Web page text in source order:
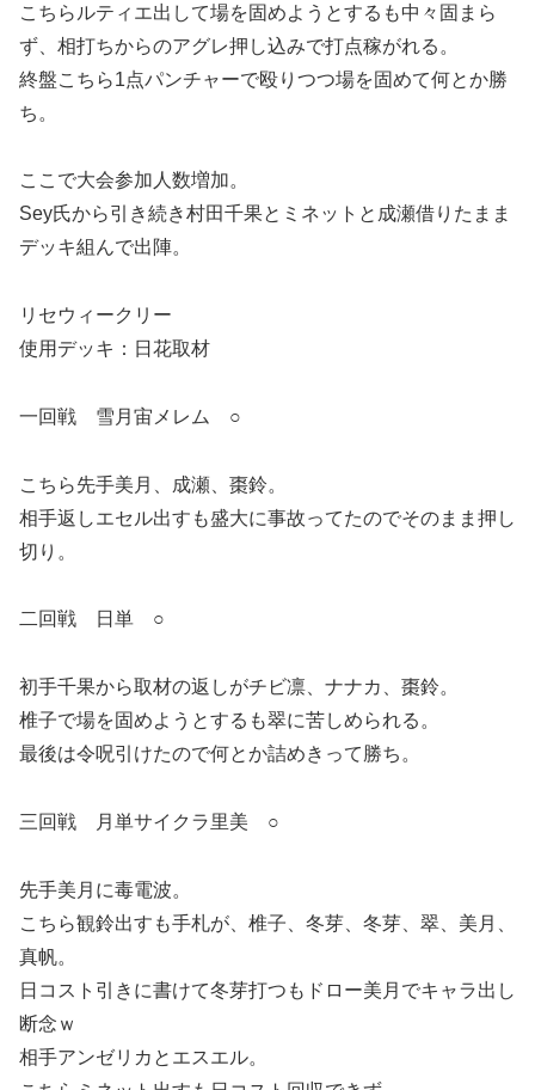
こちらルティエ出して場を固めようとするも中々固まら
ず、相打ちからのアグレ押し込みで打点稼がれる。
終盤こちら1点パンチャーで殴りつつ場を固めて何とか勝
ち。
ここで大会参加人数増加。
Sey氏から引き続き村田千果とミネットと成瀬借りたまま
デッキ組んで出陣。
リセウィークリー
使用デッキ：日花取材
一回戦 雪月宙メレム ○
こちら先手美月、成瀬、棗鈴。
相手返しエセル出すも盛大に事故ってたのでそのまま押し
切り。
二回戦 日単 ○
初手千果から取材の返しがチビ凛、ナナカ、棗鈴。
椎子で場を固めようとするも翠に苦しめられる。
最後は令呪引けたので何とか詰めきって勝ち。
三回戦 月単サイクラ里美 ○
先手美月に毒電波。
こちら観鈴出すも手札が、椎子、冬芽、冬芽、翠、美月、
真帆。
日コスト引きに書けて冬芽打つもドロー美月でキャラ出し
断念ｗ
相手アンゼリカとエスエル。